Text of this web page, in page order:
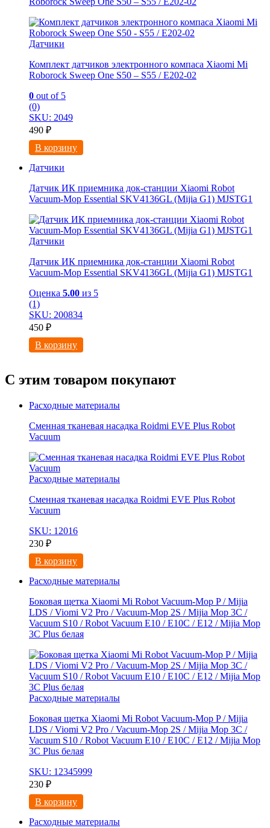
Датчики
Комплект датчиков электронного компаса Xiaomi Mi
Roborock Sweep One S50 – S55 / E202-02
0 out of 5
(0)
SKU: 2049
490 ₽
В корзину
Датчики
Датчик ИК приемника док-станции Xiaomi Robot
Vacuum-Mop Essential SKV4136GL (Mijia G1) MJSTG1
Датчики
Датчик ИК приемника док-станции Xiaomi Robot
Vacuum-Mop Essential SKV4136GL (Mijia G1) MJSTG1
Оценка 5.00 из 5
(1)
SKU: 200834
450 ₽
В корзину
С этим товаром покупают
Расходные материалы
Сменная тканевая насадка Roidmi EVE Plus Robot
Vacuum
Расходные материалы
Сменная тканевая насадка Roidmi EVE Plus Robot
Vacuum
SKU: 12016
230 ₽
В корзину
Расходные материалы
Боковая щетка Xiaomi Mi Robot Vacuum-Mop P / Mijia
LDS / Viomi V2 Pro / Vacuum-Mop 2S / Mijia Mop 3C /
Vacuum S10 / Robot Vacuum E10 / E10C / E12 / Mijia Mop
3С Рlus белая
Расходные материалы
Боковая щетка Xiaomi Mi Robot Vacuum-Mop P / Mijia
LDS / Viomi V2 Pro / Vacuum-Mop 2S / Mijia Mop 3C /
Vacuum S10 / Robot Vacuum E10 / E10C / E12 / Mijia Mop
3С Рlus белая
SKU: 12345999
230 ₽
В корзину
Расходные материалы